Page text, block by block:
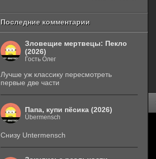
Последние комментарии
Зловещие мертвецы: Пекло
(2026)
Гость Олег
Лучше уж классику пересмотреть
первые две части
Папа, купи пёсика (2026)
Übermensch
Снизу Untermensch